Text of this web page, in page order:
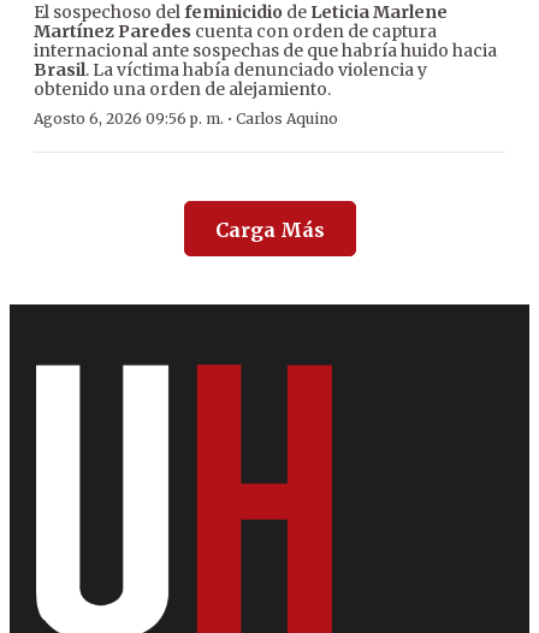
El sospechoso delfeminicidio de Leticia Marlene
Martínez Paredes cuenta con orden de captura
internacional ante sospechas de que habría huido hacia
Brasil. La víctima había denunciado violencia y
obtenido una orden de alejamiento.
Agosto 6, 2026 09:56 p. m. · Carlos Aquino
Carga Más